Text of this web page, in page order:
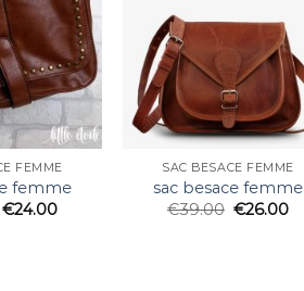
FEMME
femme
€24.00
SAC BESACE FEMME
sac besace femme
€39.00 €26.00